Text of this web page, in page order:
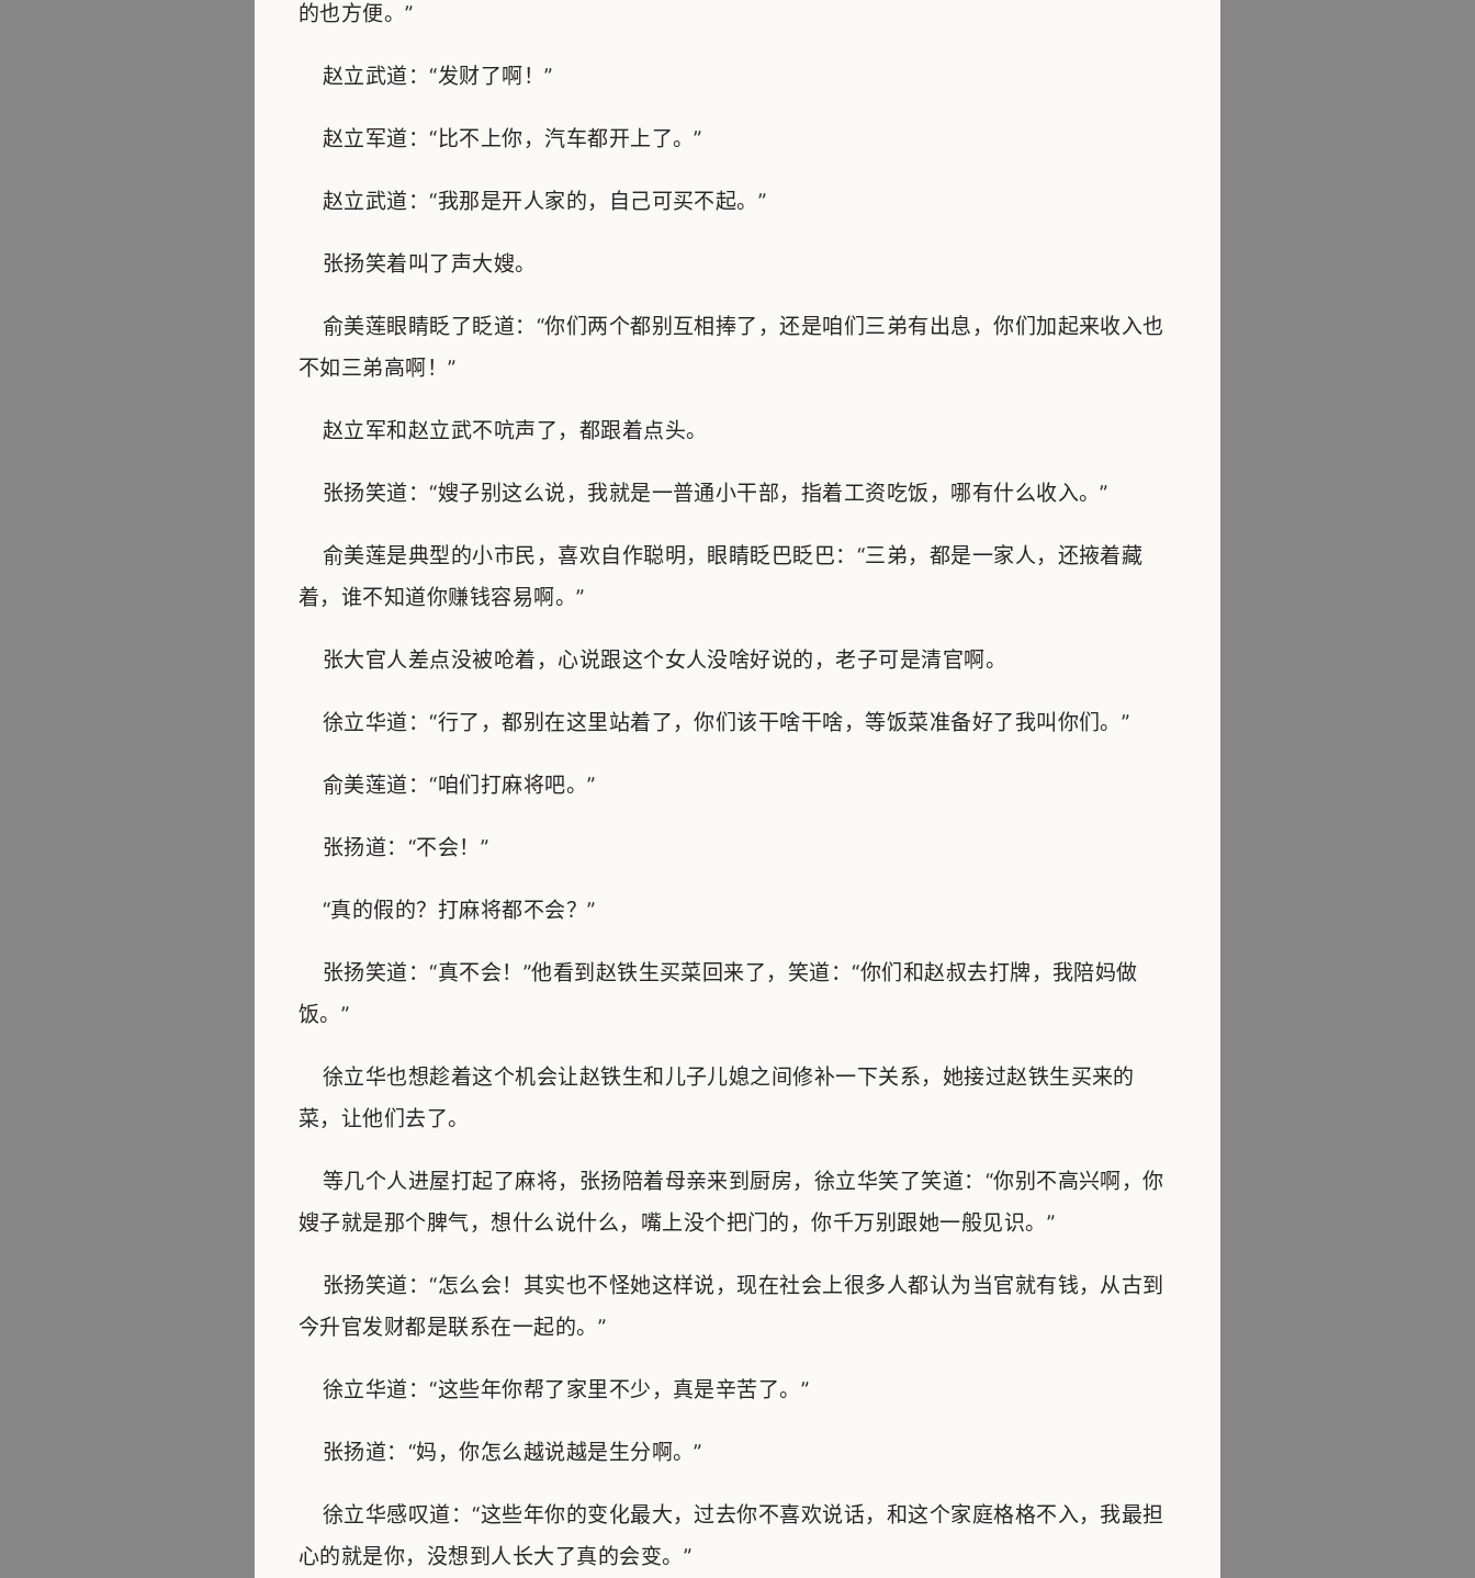
的也方便。”
赵立武道：“发财了啊！”
赵立军道：“比不上你，汽车都开上了。”
赵立武道：“我那是开人家的，自己可买不起。”
张扬笑着叫了声大嫂。
俞美莲眼睛眨了眨道：“你们两个都别互相捧了，还是咱们三弟有出息，你们加起来收入也
不如三弟高啊！”
赵立军和赵立武不吭声了，都跟着点头。
张扬笑道：“嫂子别这么说，我就是一普通小干部，指着工资吃饭，哪有什么收入。”
俞美莲是典型的小市民，喜欢自作聪明，眼睛眨巴眨巴：“三弟，都是一家人，还掖着藏
着，谁不知道你赚钱容易啊。”
张大官人差点没被呛着，心说跟这个女人没啥好说的，老子可是清官啊。
徐立华道：“行了，都别在这里站着了，你们该干啥干啥，等饭菜准备好了我叫你们。”
俞美莲道：“咱们打麻将吧。”
张扬道：“不会！”
“真的假的？打麻将都不会？”
张扬笑道：“真不会！”他看到赵铁生买菜回来了，笑道：“你们和赵叔去打牌，我陪妈做
饭。”
徐立华也想趁着这个机会让赵铁生和儿子儿媳之间修补一下关系，她接过赵铁生买来的
菜，让他们去了。
等几个人进屋打起了麻将，张扬陪着母亲来到厨房，徐立华笑了笑道：“你别不高兴啊，你
嫂子就是那个脾气，想什么说什么，嘴上没个把门的，你千万别跟她一般见识。”
张扬笑道：“怎么会！其实也不怪她这样说，现在社会上很多人都认为当官就有钱，从古到
今升官发财都是联系在一起的。”
徐立华道：“这些年你帮了家里不少，真是辛苦了。”
张扬道：“妈，你怎么越说越是生分啊。”
徐立华感叹道：“这些年你的变化最大，过去你不喜欢说话，和这个家庭格格不入，我最担
心的就是你，没想到人长大了真的会变。”